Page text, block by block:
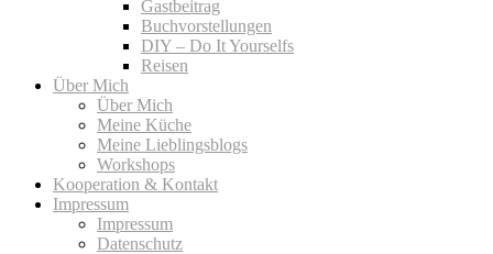
Gastbeitrag
Buchvorstellungen
DIY – Do It Yourselfs
Reisen
Über Mich
Über Mich
Meine Küche
Meine Lieblingsblogs
Workshops
Kooperation & Kontakt
Impressum
Impressum
Datenschutz